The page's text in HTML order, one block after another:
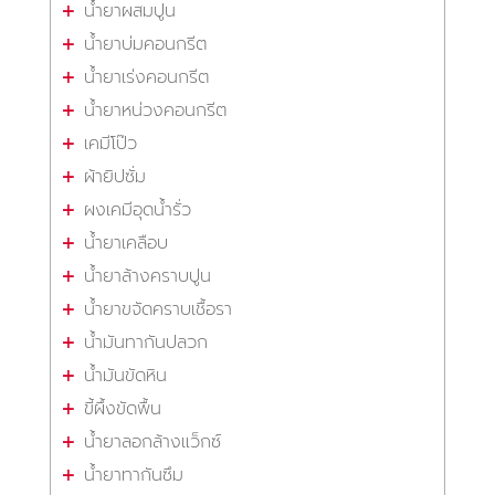
น้ำยาผสมปูน
น้ำยาบ่มคอนกรีต
น้ำยาเร่งคอนกรีต
น้ำยาหน่วงคอนกรีต
เคมีโป๊ว
ผ้ายิปซั่ม
ผงเคมีอุดน้ำรั่ว
น้ำยาเคลือบ
น้ำยาล้างคราบปูน
น้ำยาขจัดคราบเชื้อรา
น้ำมันทากันปลวก
น้ำมันขัดหิน
ขี้ผึ้งขัดพื้น
น้ำยาลอกล้างแว็กซ์
น้ำยาทากันซึม